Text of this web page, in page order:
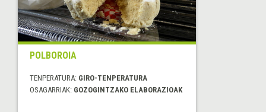
POLBOROIA
TENPERATURA: GIRO-TENPERATURA
OSAGARRIAK: GOZOGINTZAKO ELABORAZIOAK